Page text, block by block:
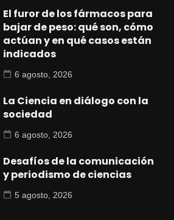
El furor de los fármacos para
bajar de peso: qué son, cómo
actúan y en qué casos están
indicados
6 agosto, 2026
La Ciencia en diálogo con la
sociedad
6 agosto, 2026
Desafíos de la comunicación
y periodismo de ciencias
5 agosto, 2026